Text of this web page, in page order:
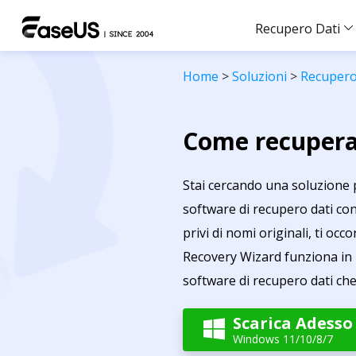
Recupero Dati
Home >Soluzioni >
Come
Stai cercando una
software di recupero dati
privi di nomi originali, ti
Recovery Wizard funziona
software di recupero dati
 Scarica Adesso
Windows 11/10/8/7